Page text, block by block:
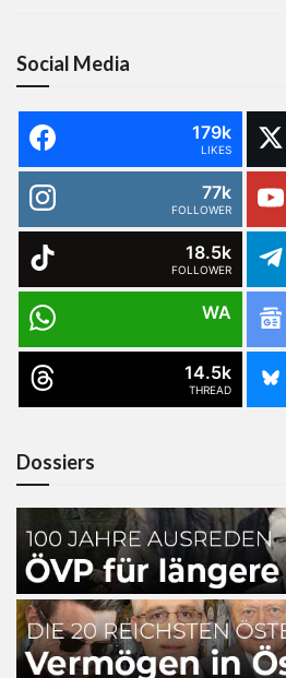
Social Media
179k
LIKES
77k
FOLLOWER
18.5k
FOLLOWER
WA
14.5k
THREAD
Dossiers